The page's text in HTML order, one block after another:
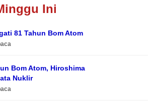
Ini
81 Tahun Bom Atom
Bom Atom, Hiroshima
Nuklir